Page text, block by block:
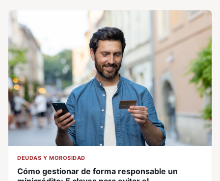
DEUDAS Y MOROSIDAD
Cómo gestionar de forma responsable un